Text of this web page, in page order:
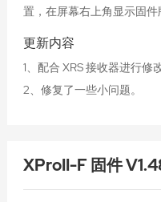
置，在屏幕右上角显示固件
更新内容
1、配合 XRS 接收器进行修改
2、修复了一些小问题。
XProII-F 固件